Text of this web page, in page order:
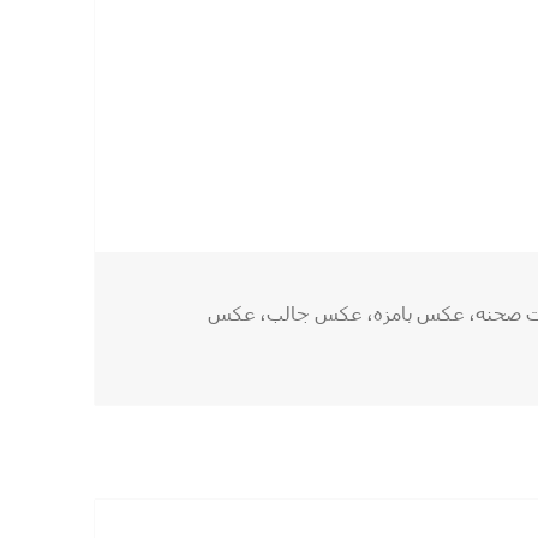
!
صحنه،عکس بامزه،عکس جالب،عکس
!